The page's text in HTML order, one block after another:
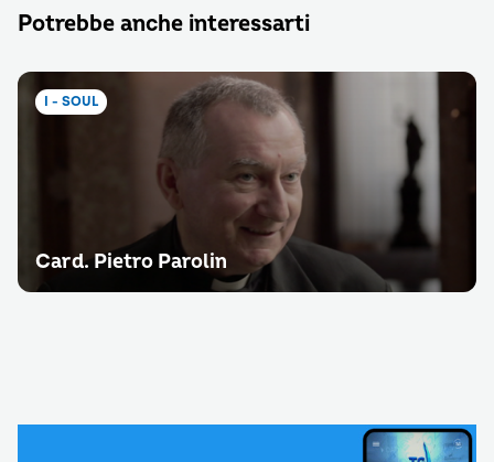
Potrebbe anche interessarti
I - SOUL
Card. Pietro Parolin